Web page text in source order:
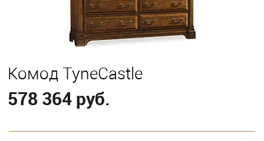
Комод TyneCastle
578 364 руб.